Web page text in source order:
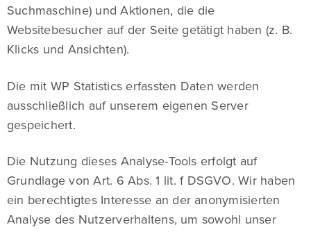
Suchmaschine) und Aktionen, die die
Websitebesucher auf der Seite getätigt haben (z. B.
Klicks und Ansichten).
Die mit WP Statistics erfassten Daten werden
ausschließlich auf unserem eigenen Server
gespeichert.
Die Nutzung dieses Analyse-Tools erfolgt auf
Grundlage von Art. 6 Abs. 1 lit. f DSGVO. Wir haben
ein berechtigtes Interesse an der anonymisierten
Analyse des Nutzerverhaltens, um sowohl unser